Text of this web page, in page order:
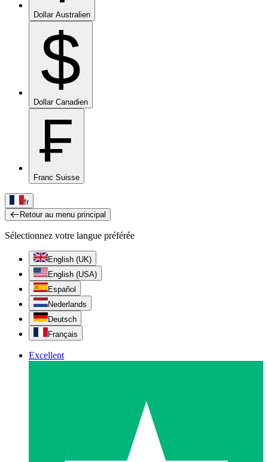
Dollar Australien
$
Dollar Canadien
₣
Franc Suisse
fr
Retour au menu principal
Sélectionnez votre langue préférée
English (UK)
English (USA)
Español
Nederlands
Deutsch
Français
Excellent